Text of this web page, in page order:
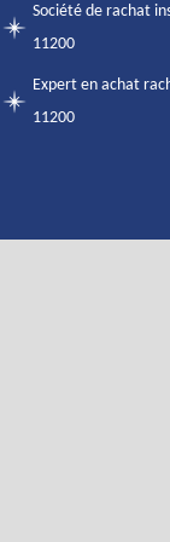
Société de rachat
11200
Expert en achat
11200